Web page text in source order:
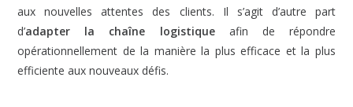
aux nouvelles attentes des clients. Il s’agit d’autre part
d’adapter la chaîne logistiqueafin de répondre
opérationnellement de la manière la plus efficace et la plus
efficiente aux nouveaux défis.